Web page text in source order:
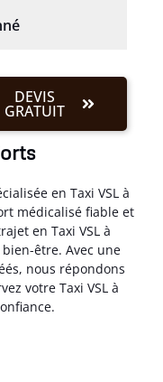
DEVIS
GRATUIT
en Taxi VSL à
médicalisé fiable et
en Taxi VSL à
être. Avec une
nous répondons
votre Taxi VSL à